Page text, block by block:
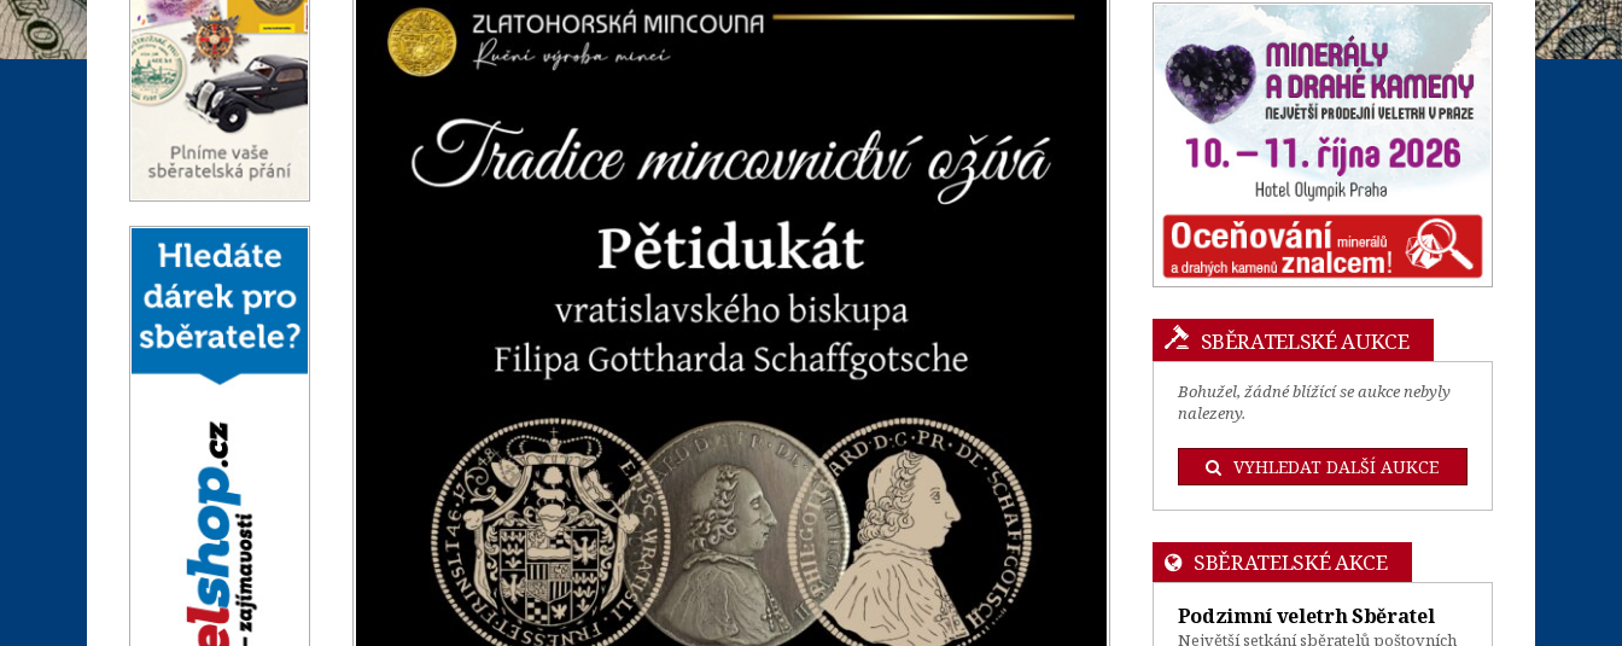
SBĚRATELSKÉ AUKCE
Bohužel, žádné blížící se aukce nebyly
nalezeny.
VYHLEDAT DALŠÍ AUKCE
SBĚRATELSKÉ AKCE
Podzimní veletrh Sběratel
Největší setkání sběratelů poštovních